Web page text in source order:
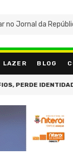
LAZER BLOG
IDENTIDADE'